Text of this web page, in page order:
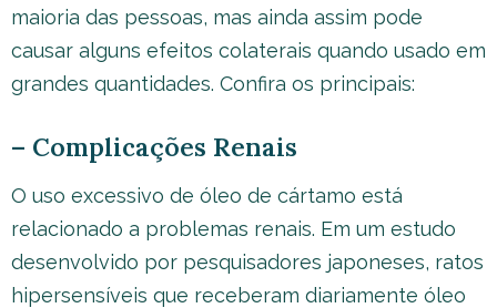
maioria das pessoas, mas ainda assim pode
causar alguns efeitos colaterais quando usado em
grandes quantidades. Confira os principais:
– Complicações Renais
O uso excessivo de óleo de cártamo está
relacionado a problemas renais. Em um estudo
desenvolvido por pesquisadores japoneses, ratos
hipersensíveis que receberam diariamente óleo